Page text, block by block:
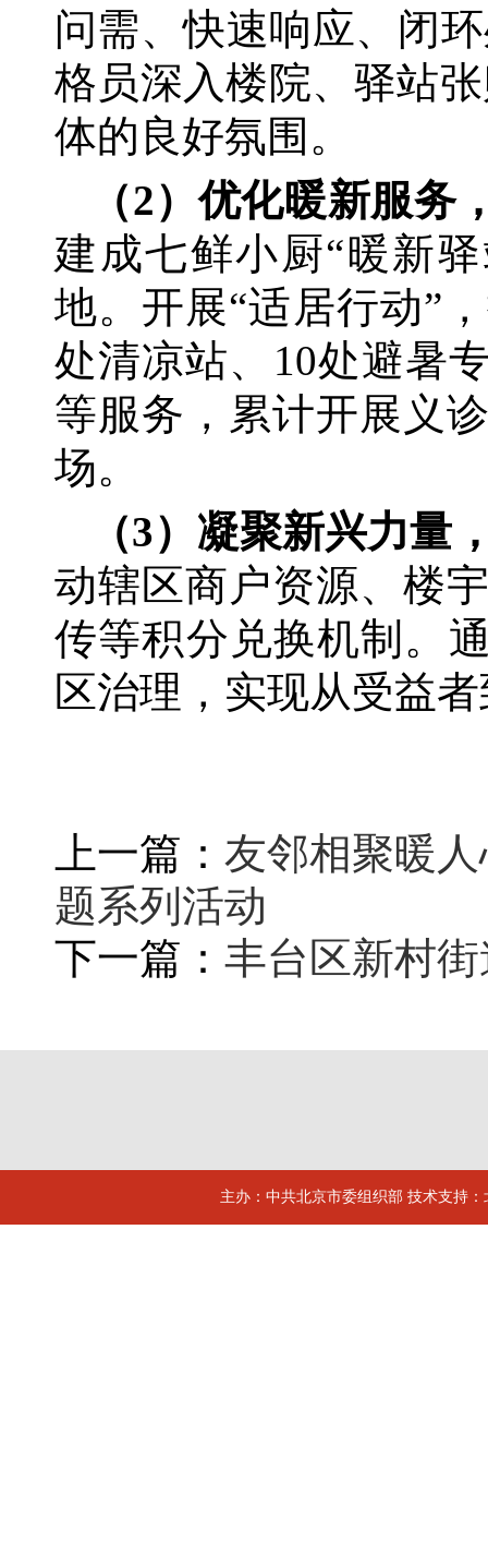
问需、快速响应、闭
格员深入楼院、驿站
体的良好氛围。
（2）优化暖新服务
建成七鲜小厨“暖新
地。开展“适居行动”
处清凉站、10处避暑
等服务，累计开展义
场。
（3）凝聚新兴力量
动辖区商户资源、楼
传等积分兑换机制。
区治理，实现从受益
上一篇： 友邻相聚暖
题系列活动
下一篇： 丰台区新村
主办：中共北京市委组织部 技术支持